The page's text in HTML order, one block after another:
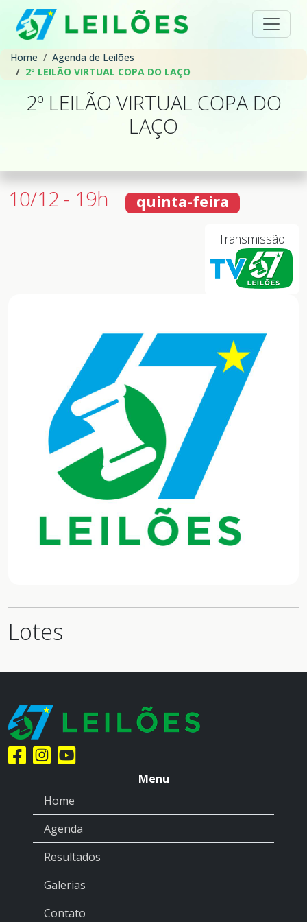
Home
Agenda de Leilões
2º LEILÃO VIRTUAL COPA DO LAÇO
2º LEILÃO VIRTUAL COPA DO
LAÇO
10/12 - 19h quinta-feira
Transmissão
Lotes
Menu
Home
Agenda
Resultados
Galerias
Contato